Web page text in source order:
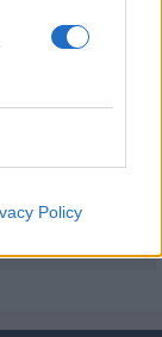
Policy